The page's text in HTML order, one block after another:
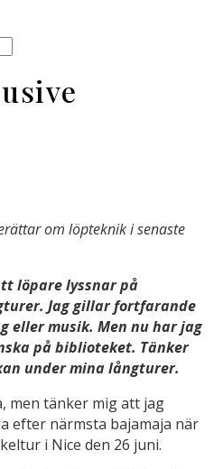
om löpteknik i senaste
löpare lyssnar på
Jag gillar fortfarande
eller musik. Men nu har jag
på biblioteket. Tänker
under mina långturer.
men tänker mig att jag
efter närmsta bajamaja när
i Nice den 26 juni.